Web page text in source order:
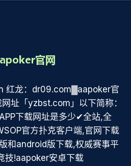
红龙：dr09.com▓aapoker官
址「yzbst.com」以下简称：
下载网址是多少✔全站,全
官方扑克客户端,官网下载
和android版下载,权威赛事平
技!aapoker安卓下载